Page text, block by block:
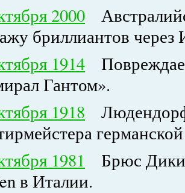
2000
бриллиантов
1914
Гантом».
1918
1981 Брюс
в Италии.